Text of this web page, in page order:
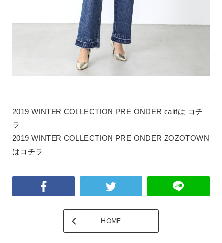
2019 WINTER COLLECTION PRE ONDER califは コチ
ラ
2019 WINTER COLLECTION PRE ONDER ZOZOTOWN
はコチラ
HOME